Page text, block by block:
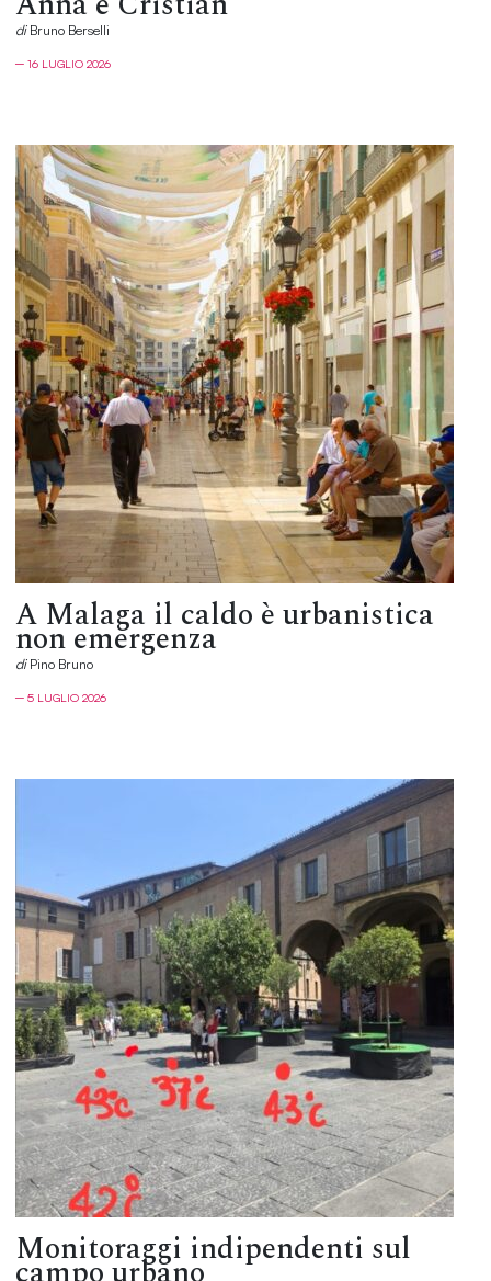
diBruno Berselli
─ 16 LUGLIO 2026
A Malaga il caldo è urbanistica
non emergenza
diPino Bruno
─ 5 LUGLIO 2026
Monitoraggi indipendenti sul